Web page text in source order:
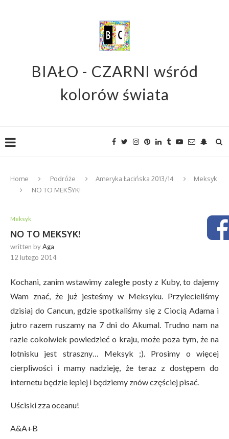
BIAŁO - CZARNI wśród
kolorów świata
Home Podróże Ameryka Łacińska 2013/14
Meksyk
NO TO MEKSYK!
Meksyk
NO TO MEKSYK!
written byAga
12 lutego 2014
Kochani, zanim wstawimy zaległe posty z Kuby, to dajemy
Wam znać, że już jesteśmy w Meksyku. Przylecieliśmy
dzisiaj do Cancun, gdzie spotkaliśmy się z Ciocią Adama i
jutro razem ruszamy na 7 dni do Akumal. Trudno nam na
razie cokolwiek powiedzieć o kraju, może poza tym, że na
lotnisku jest straszny… Meksyk ;). Prosimy o więcej
cierpliwości i mamy nadzieję, że teraz z dostępem do
internetu będzie lepiej i będziemy znów częściej pisać.
Uściski zza oceanu!
A&A+B